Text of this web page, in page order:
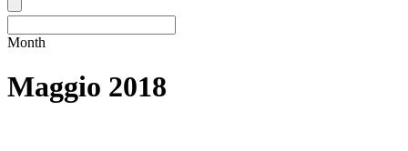
Month
Maggio 2018